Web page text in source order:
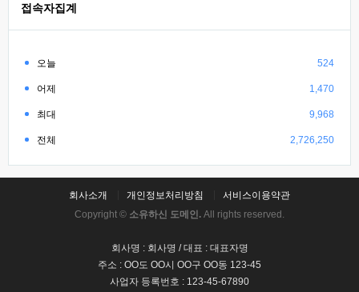
접속자집계
오늘 524
어제 1,470
최대 9,968
전체 2,726,250
회사소개 개인정보처리방침
서비스이용약관
Copyright © 소유하신 도메인. All rights reserved.
회사명 : 회사명 / 대표 : 대표자명
주소 : OO도 OO시 OO구 OO동 123-45
사업자 등록번호 : 123-45-67890